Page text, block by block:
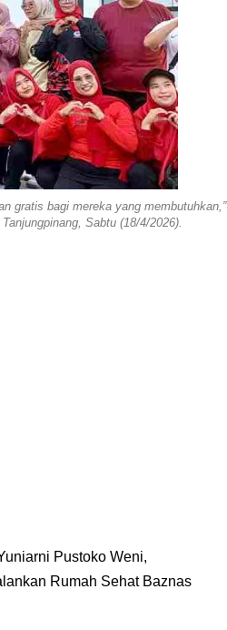
gratis bagi mereka yang membutuhkan,”
Sabtu (18/4/2026).
Pustoko Weni,
Rumah Sehat Baznas